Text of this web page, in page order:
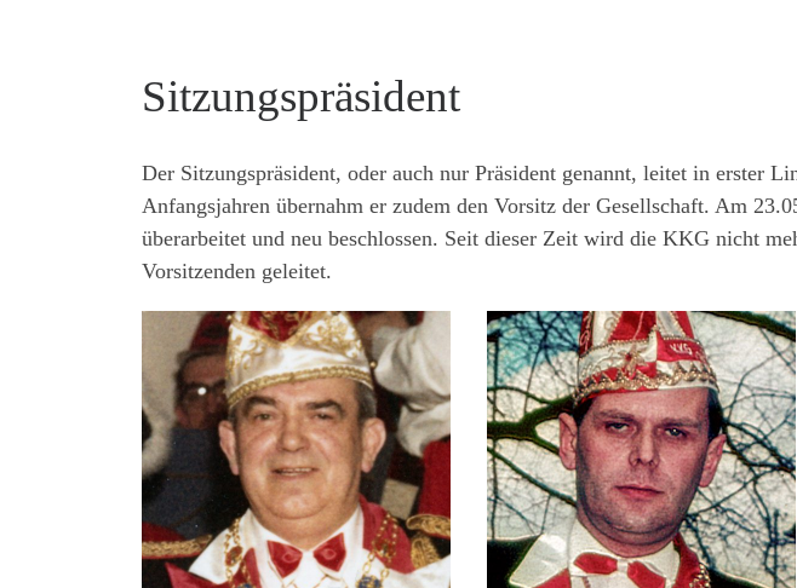
Sitzungspräsident
Der Sitzungspräsident, oder auch nur Präsident genannt, leitet in erster
Anfangsjahren übernahm er zudem den Vorsitz der Gesellschaft. Am
überarbeitet und neu beschlossen. Seit dieser Zeit wird die KKG nicht
Vorsitzenden geleitet.